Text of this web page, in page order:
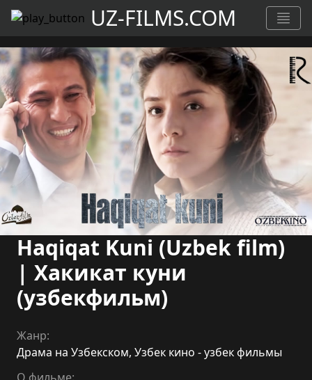
UZ-FILMS.COM
Haqiqat Kuni (Uzbek film)
| Хакикат куни
(узбекфильм)
Жанр:
Драма на Узбекском, Узбек кино - узбек фильмы